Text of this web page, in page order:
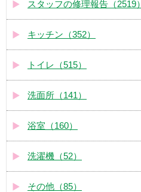
スタッフの修理報告（2519）
キッチン（352）
トイレ（515）
洗面所（141）
浴室（160）
洗濯機（52）
その他（85）